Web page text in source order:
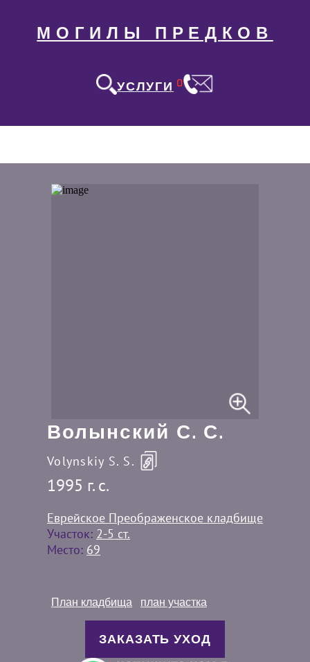
МОГИЛЫ ПРЕДКОВ
УСЛУГИ 0
Волынский С. С.
Volynskiy S. S.
1995 г. c.
Еврейское Преображенское кладбище
Участок: 2-5 ст.
Место: 69
План кладбища план участка
ЗАКАЗАТЬ УХОД